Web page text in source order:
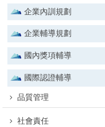
企業內訓規劃
企業輔導規劃
國內獎項輔導
國際認證輔導
品質管理
社會責任